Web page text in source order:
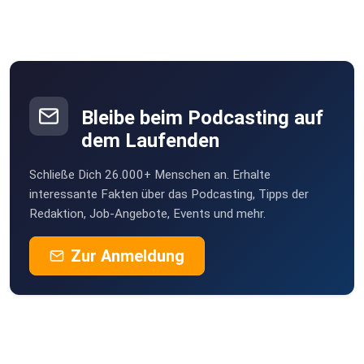
10:50 - Beziehung zwischen Geisel und Entführer im 19.
Jhd.
27:17 - Die Erfindung des Stockholm Syndroms
37:48 - Fazit
Ettlingen
sporty1121
Warum
Lüneburg
OwiZahn
Bornheim
Bleibe beim Podcasting auf
dem Laufenden
Schließe Dich 26.000+ Menschen an. Erhalte
interessante Fakten über das Podcasting, Tipps der
Redaktion, Job-Angebote, Events und mehr.
Zur Anmeldung